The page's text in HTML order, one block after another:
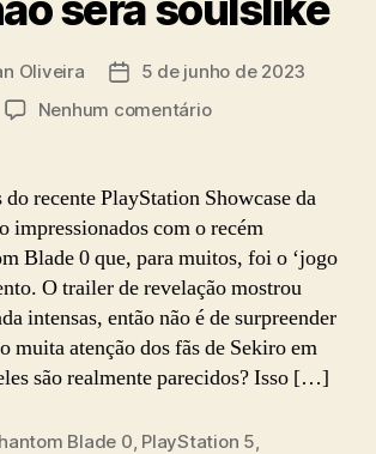
Oliveira
Data5 de junho de 2023
Nenhum comentárioem
0
possuirá
elementos,
mas
não
será
soulslike
do recente PlayStation Showcase da
impressionados com o recém
Blade 0 que, para muitos, foi o ‘jogo
O trailer de revelação mostrou
intensas, então não é de surpreender
muita atenção dos fãs de Sekiro em
são realmente parecidos? Isso […]
Blade 0, PlayStation 5,